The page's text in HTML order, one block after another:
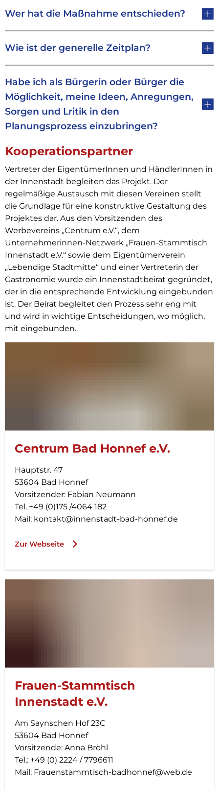
Wer hat die Maßnahme entschieden?
Wie ist der generelle Zeitplan?
Habe ich als Bürgerin oder Bürger die
Möglichkeit, meine Ideen, Anregungen,
Sorgen und Lritik in den
Planungsprozess einzubringen?
Kooperationspartner
Vertreter der EigentümerInnen und HändlerInnen in
der Innenstadt begleiten das Projekt. Der
regelmäßige Austausch mit diesen Vereinen stellt
die Grundlage für eine konstruktive Gestaltung des
Projektes dar. Aus den Vorsitzenden des
Werbevereins „Centrum e.V.“, dem
Unternehmerinnen-Netzwerk „Frauen-Stammtisch
Innenstadt e.V.“ sowie dem Eigentümerverein
„Lebendige Stadtmitte“ und einer Vertreterin der
Gastronomie wurde ein Innenstadtbeirat gegründet,
der in die entsprechende Entwicklung eingebunden
ist. Der Beirat begleitet den Prozess sehr eng mit
und wird in wichtige Entscheidungen, wo möglich,
mit eingebunden.
Centrum Bad Honnef e.V.
Hauptstr. 47
53604 Bad Honnef
Vorsitzender: Fabian Neumann
Tel. +49 (0)175 /4064 182
Mail: kontakt@innenstadt-bad-honnef.de
Zur Webseite
Frauen-Stammtisch
Innenstadt e.V.
Am Saynschen Hof 23C
53604 Bad Honnef
Vorsitzende: Anna Bröhl
Tel.: +49 (0) 2224 / 7796611
Mail: Frauenstammtisch-badhonnef@web.de